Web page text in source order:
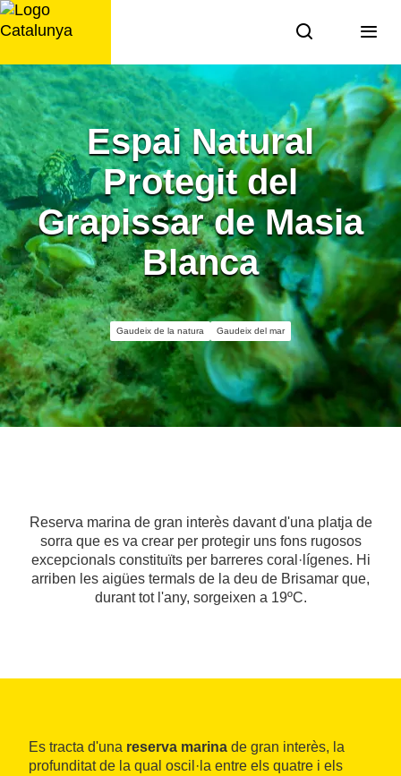
Saltar
al
Espai Natural
Protegit del
Grapissar de Masia
Blanca
Gaudeix de la natura Gaudeix del mar
Reserva marina de gran interès davant d'una platja de
sorra que es va crear per protegir uns fons rugosos
excepcionals constituïts per barreres coral·lígenes. Hi
arriben les aigües termals de la deu de Brisamar que,
durant tot l'any, sorgeixen a 19ºC.
Es tracta d'una reserva marina de gran interès, la
profunditat de la qual oscil·la entre els quatre i els